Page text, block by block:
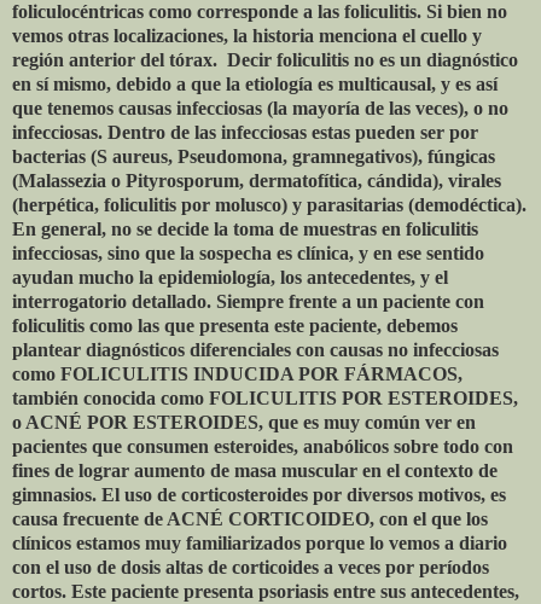
foliculocéntricas como corresponde a las foliculitis. Si bien no
vemos otras localizaciones, la historia menciona el cuello y
región anterior del tórax. Decir foliculitis no es un diagnóstico
en sí mismo, debido a que la etiología es multicausal, y es así
que tenemos causas infecciosas (la mayoría de las veces), o no
infecciosas. Dentro de las infecciosas estas pueden ser por
bacterias (S aureus, Pseudomona, gramnegativos), fúngicas
(Malassezia o Pityrosporum, dermatofítica, cándida), virales
(herpética, foliculitis por molusco) y parasitarias (demodéctica).
En general, no se decide la toma de muestras en foliculitis
infecciosas, sino que la sospecha es clínica, y en ese sentido
ayudan mucho la epidemiología, los antecedentes, y el
interrogatorio detallado. Siempre frente a un paciente con
foliculitis como las que presenta este paciente, debemos
plantear diagnósticos diferenciales con causas no infecciosas
como FOLICULITIS INDUCIDA POR FÁRMACOS,
también conocida como FOLICULITIS POR ESTEROIDES,
o ACNÉ POR ESTEROIDES, que es muy común ver en
pacientes que consumen esteroides, anabólicos sobre todo con
fines de lograr aumento de masa muscular en el contexto de
gimnasios. El uso de corticosteroides por diversos motivos, es
causa frecuente de ACNÉ CORTICOIDEO, con el que los
clínicos estamos muy familiarizados porque lo vemos a diario
con el uso de dosis altas de corticoides a veces por períodos
cortos. Este paciente presenta psoriasis entre sus antecedentes,